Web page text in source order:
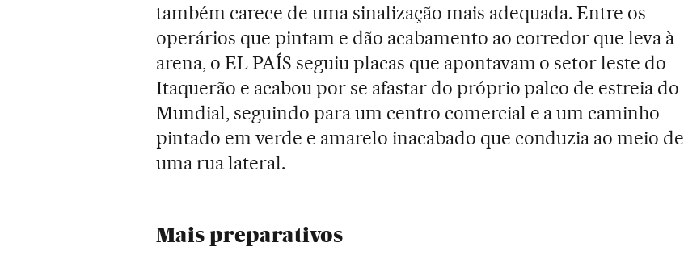
também carece de uma sinalização mais adequada. Entre os
operários que pintam e dão acabamento ao corredor que leva à
arena, o EL PAÍS seguiu placas que apontavam o setor leste do
Itaquerão e acabou por se afastar do próprio palco de estreia do
Mundial, seguindo para um centro comercial e a um caminho
pintado em verde e amarelo inacabado que conduzia ao meio de
uma rua lateral.
Mais preparativos